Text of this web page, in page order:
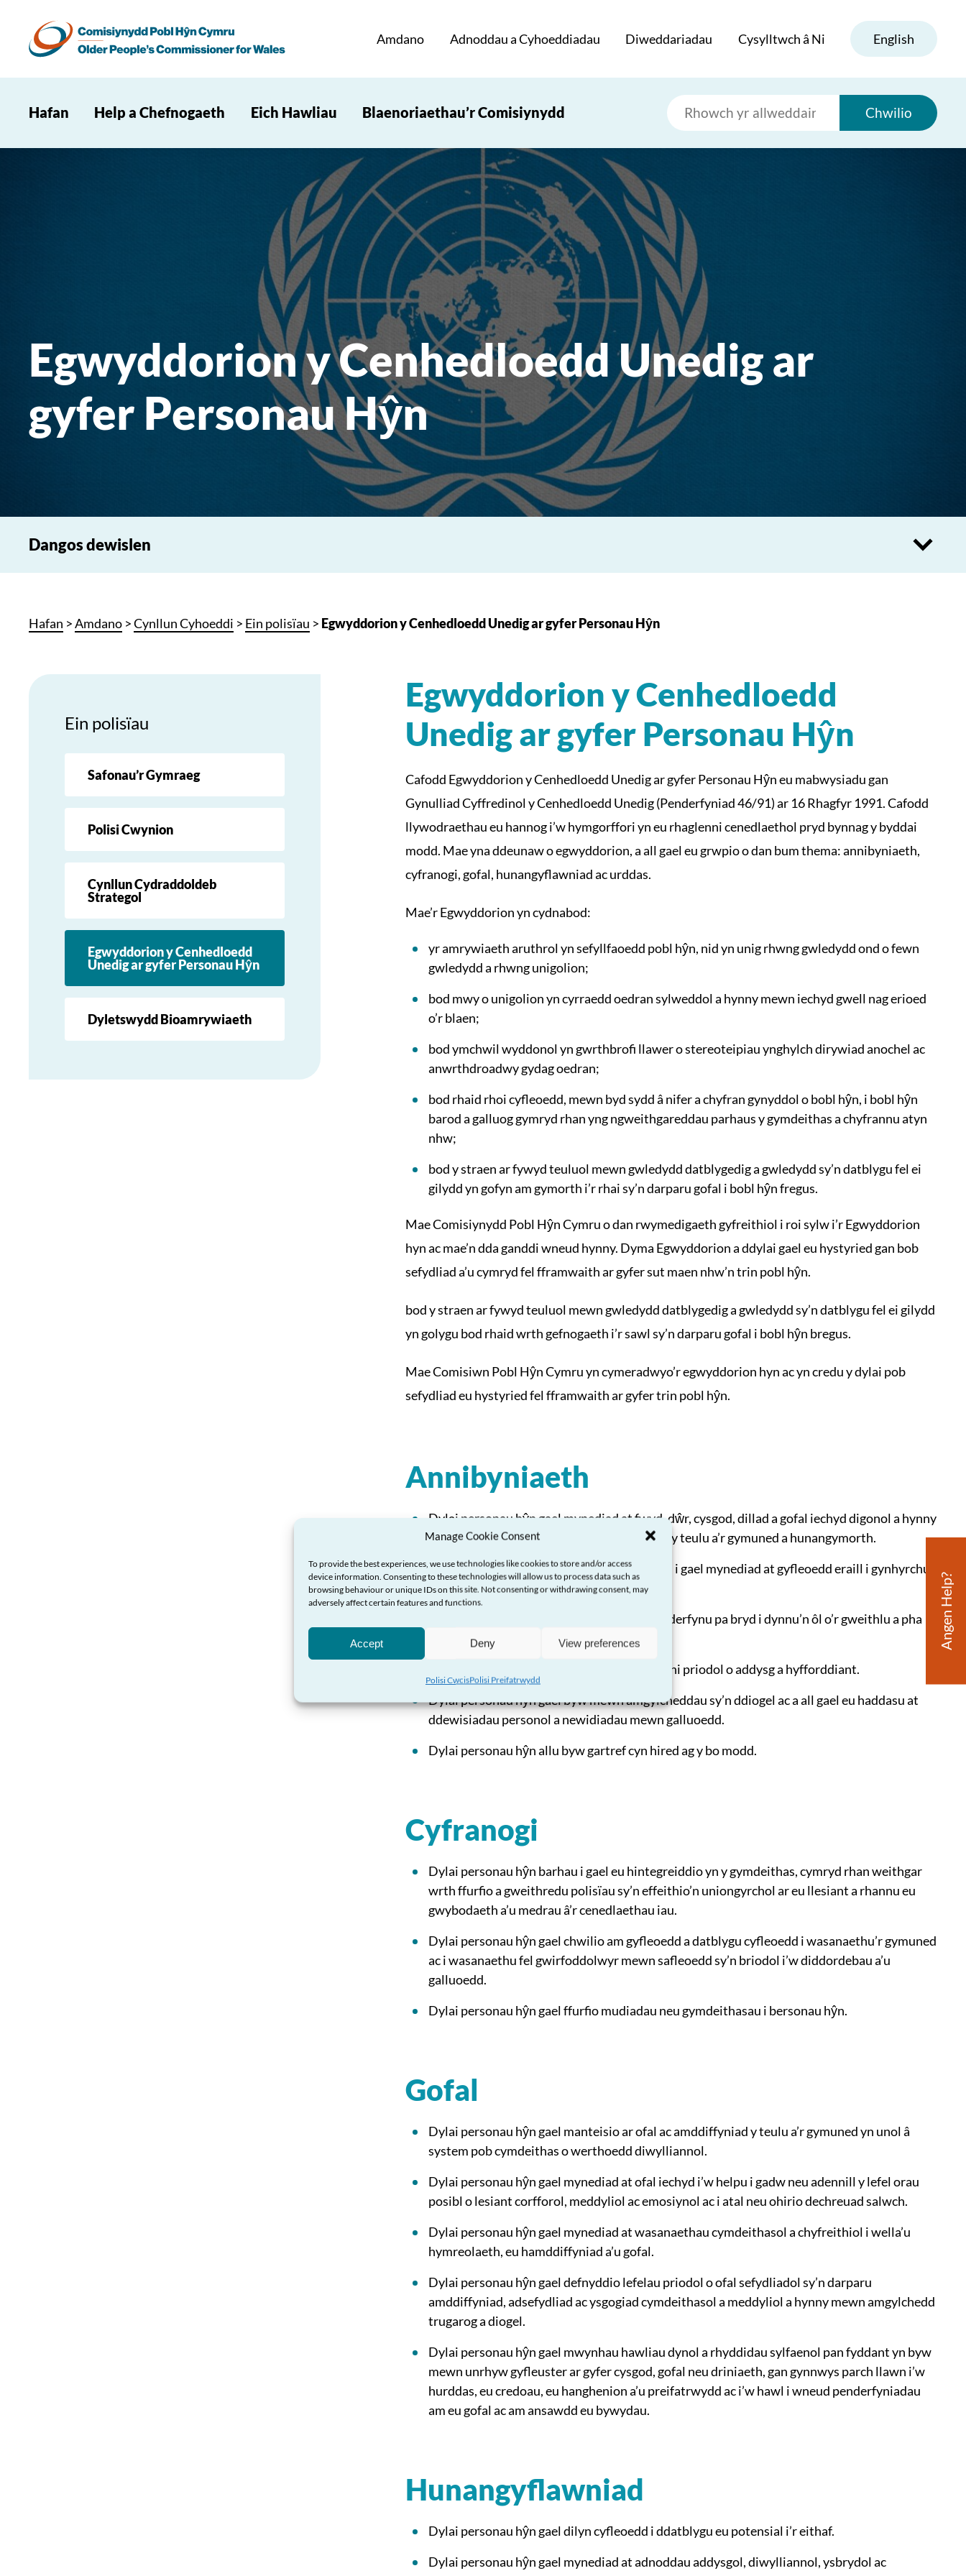
Manage Cookie Consent
To provide the best experiences, we use technologies like cookies to store and/or access
device information. Consenting to these technologies will allow us to process data such as
browsing behaviour or unique IDs on this site. Not consenting or withdrawing consent, may
adversely affect certain features and functions.
Accept Deny View preferences
Polisi CwcisPolisi Preifatrwydd
Amdano Adnoddau a Cyhoeddiadau Diweddariadau Cysylltwch â Ni English
Hafan Help a Chefnogaeth Eich Hawliau Blaenoriaethau’r Comisiynydd Chwilio
Angen Help?
Egwyddorion y Cenhedloedd Unedig ar
gyfer Personau Hŷn
Dangos dewislen
Hafan >Amdano >Cynllun Cyhoeddi > Ein polisïau > Egwyddorion y Cenhedloedd Unedig ar gyfer Personau Hŷn
Egwyddorion y Cenhedloedd
Unedig ar gyfer Personau Hŷn
Cafodd Egwyddorion y Cenhedloedd Unedig ar gyfer Personau Hŷn eu mabwysiadu gan
Gynulliad Cyffredinol y Cenhedloedd Unedig (Penderfyniad 46/91) ar 16 Rhagfyr 1991. Cafodd
llywodraethau eu hannog i’w hymgorffori yn eu rhaglenni cenedlaethol pryd bynnag y byddai
modd. Mae yna ddeunaw o egwyddorion, a all gael eu grwpio o dan bum thema: annibyniaeth,
cyfranogi, gofal, hunangyflawniad ac urddas.
Mae’r Egwyddorion yn cydnabod:
yr amrywiaeth aruthrol yn sefyllfaoedd pobl hŷn, nid yn unig rhwng gwledydd ond o fewn
gwledydd a rhwng unigolion;
bod mwy o unigolion yn cyrraedd oedran sylweddol a hynny mewn iechyd gwell nag erioed
o’r blaen;
bod ymchwil wyddonol yn gwrthbrofi llawer o stereoteipiau ynghylch dirywiad anochel ac
anwrthdroadwy gydag oedran;
bod rhaid rhoi cyfleoedd, mewn byd sydd â nifer a chyfran gynyddol o bobl hŷn, i bobl hŷn
barod a galluog gymryd rhan yng ngweithgareddau parhaus y gymdeithas a chyfrannu atyn
nhw;
bod y straen ar fywyd teuluol mewn gwledydd datblygedig a gwledydd sy’n datblygu fel ei
gilydd yn gofyn am gymorth i’r rhai sy’n darparu gofal i bobl hŷn fregus.
Mae Comisiynydd Pobl Hŷn Cymru o dan rwymedigaeth gyfreithiol i roi sylw i’r Egwyddorion
hyn ac mae’n dda ganddi wneud hynny. Dyma Egwyddorion a ddylai gael eu hystyried gan bob
sefydliad a’u cymryd fel fframwaith ar gyfer sut maen nhw’n trin pobl hŷn.
bod y straen ar fywyd teuluol mewn gwledydd datblygedig a gwledydd sy’n datblygu fel ei gilydd
yn golygu bod rhaid wrth gefnogaeth i’r sawl sy’n darparu gofal i bobl hŷn bregus.
Mae Comisiwn Pobl Hŷn Cymru yn cymeradwyo’r egwyddorion hyn ac yn credu y dylai pob
sefydliad eu hystyried fel fframwaith ar gyfer trin pobl hŷn.
Annibyniaeth
Dylai personau hŷn gael mynediad at fwyd, dŵr, cysgod, dillad a gofal iechyd digonol a hynny
drwy ddarpariaeth ar gyfer incwm, cymorth y teulu a’r gymuned a hunangymorth.
Dylai personau hŷn gael y cyfle i weithio neu i gael mynediad at gyfleoedd eraill i gynhyrchu
incwm.
Dylai personau hŷn gael cyfranogi wrth benderfynu pa bryd i dynnu’n ôl o’r gweithlu a pha
mor gyflym.
Dylai personau hŷn gael mynediad at raglenni priodol o addysg a hyfforddiant.
Dylai personau hŷn gael byw mewn amgylcheddau sy’n ddiogel ac a all gael eu haddasu at
ddewisiadau personol a newidiadau mewn galluoedd.
Dylai personau hŷn allu byw gartref cyn hired ag y bo modd.
Cyfranogi
Dylai personau hŷn barhau i gael eu hintegreiddio yn y gymdeithas, cymryd rhan weithgar
wrth ffurfio a gweithredu polisïau sy’n effeithio’n uniongyrchol ar eu llesiant a rhannu eu
gwybodaeth a’u medrau â’r cenedlaethau iau.
Dylai personau hŷn gael chwilio am gyfleoedd a datblygu cyfleoedd i wasanaethu’r gymuned
ac i wasanaethu fel gwirfoddolwyr mewn safleoedd sy’n briodol i’w diddordebau a’u
galluoedd.
Dylai personau hŷn gael ffurfio mudiadau neu gymdeithasau i bersonau hŷn.
Gofal
Dylai personau hŷn gael manteisio ar ofal ac amddiffyniad y teulu a’r gymuned yn unol â
system pob cymdeithas o werthoedd diwylliannol.
Dylai personau hŷn gael mynediad at ofal iechyd i’w helpu i gadw neu adennill y lefel orau
posibl o lesiant corfforol, meddyliol ac emosiynol ac i atal neu ohirio dechreuad salwch.
Dylai personau hŷn gael mynediad at wasanaethau cymdeithasol a chyfreithiol i wella’u
hymreolaeth, eu hamddiffyniad a’u gofal.
Dylai personau hŷn gael defnyddio lefelau priodol o ofal sefydliadol sy’n darparu
amddiffyniad, adsefydliad ac ysgogiad cymdeithasol a meddyliol a hynny mewn amgylchedd
trugarog a diogel.
Dylai personau hŷn gael mwynhau hawliau dynol a rhyddidau sylfaenol pan fyddant yn byw
mewn unrhyw gyfleuster ar gyfer cysgod, gofal neu driniaeth, gan gynnwys parch llawn i’w
hurddas, eu credoau, eu hanghenion a’u preifatrwydd ac i’w hawl i wneud penderfyniadau
am eu gofal ac am ansawdd eu bywydau.
Hunangyflawniad
Dylai personau hŷn gael dilyn cyfleoedd i ddatblygu eu potensial i’r eithaf.
Dylai personau hŷn gael mynediad at adnoddau addysgol, diwylliannol, ysbrydol ac
Ein polisïau
Safonau’r Gymraeg
Polisi Cwynion
Cynllun Cydraddoldeb
Strategol
Egwyddorion y Cenhedloedd
Unedig ar gyfer Personau Hŷn
Dyletswydd Bioamrywiaeth